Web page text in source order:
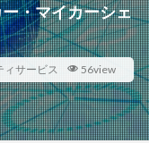
・マイカーシェ
ィサービス 56view